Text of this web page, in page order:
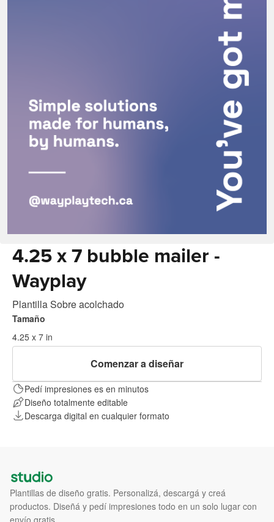
4.25 x 7 bubble mailer -
Wayplay
Plantilla Sobre acolchado
Tamaño
4.25 x 7 in
Comenzar a diseñar
Pedí impresiones es en minutos
Diseño totalmente editable
Descarga digital en cualquier formato
Plantillas de diseño gratis. Personalizá, descargá y creá
productos. Diseñá y pedí impresiones todo en un solo lugar con